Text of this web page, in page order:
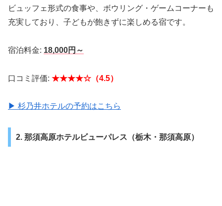
ビュッフェ形式の食事や、ボウリング・ゲームコーナーも
充実しており、子どもが飽きずに楽しめる宿です。
宿泊料金: 18,000円～
口コミ評価: ★★★★☆（4.5）
▶ 杉乃井ホテルの予約はこちら
2. 那須高原ホテルビューパレス（栃木・那須高原）